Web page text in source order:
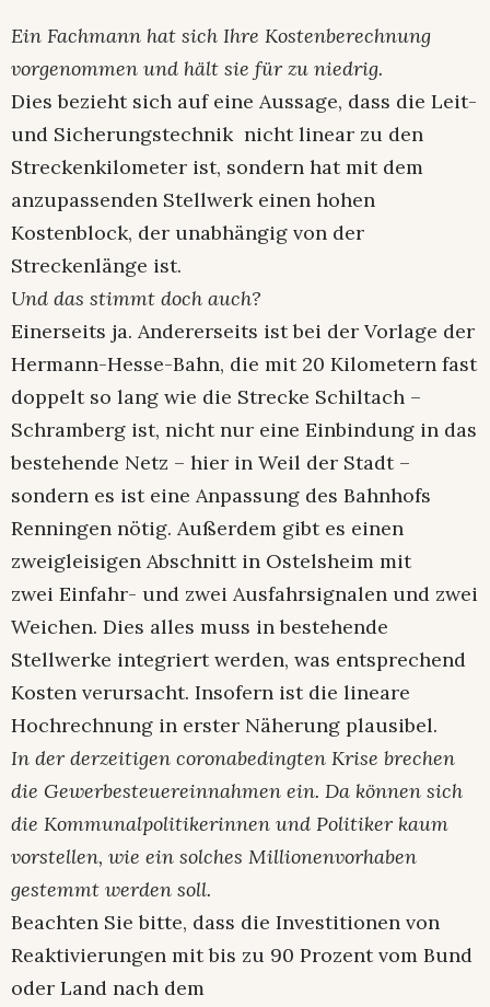
Ein Fachmann hat sich Ihre Kostenberechnung
vorgenommen und hält sie für zu niedrig.
Dies bezieht sich auf eine Aussage, dass die Leit-
und Sicherungstechnik nicht linear zu den
Streckenkilometer ist, sondern hat mit dem
anzupassenden Stellwerk einen hohen
Kostenblock, der unabhängig von der
Streckenlänge ist.
Und das stimmt doch auch?
Einerseits ja. Andererseits ist bei der Vorlage der
Hermann-Hesse-Bahn, die mit 20 Kilometern fast
doppelt so lang wie die Strecke Schiltach –
Schramberg ist, nicht nur eine Einbindung in das
bestehende Netz – hier in Weil der Stadt –
sondern es ist eine Anpassung des Bahnhofs
Renningen nötig. Außerdem gibt es einen
zweigleisigen Abschnitt in Ostelsheim mit
zwei Einfahr- und zwei Ausfahrsignalen und zwei
Weichen. Dies alles muss in bestehende
Stellwerke integriert werden, was entsprechend
Kosten verursacht. Insofern ist die lineare
Hochrechnung in erster Näherung plausibel.
In der derzeitigen coronabedingten Krise brechen
die Gewerbesteuereinnahmen ein. Da können sich
die Kommunalpolitikerinnen und Politiker kaum
vorstellen, wie ein solches Millionenvorhaben
gestemmt werden soll.
Beachten Sie bitte, dass die Investitionen von
Reaktivierungen mit bis zu 90 Prozent vom Bund
oder Land nach dem